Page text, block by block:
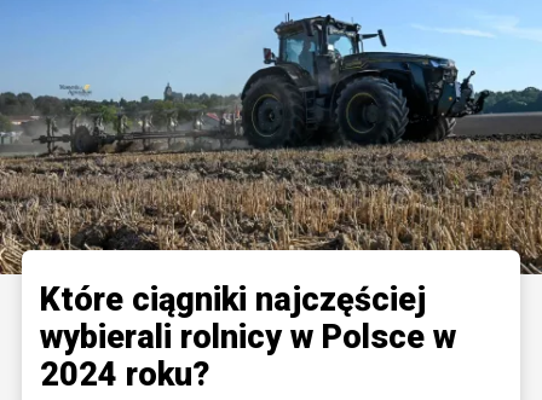
Które ciągniki najczęściej
wybierali rolnicy w Polsce w
2024 roku?